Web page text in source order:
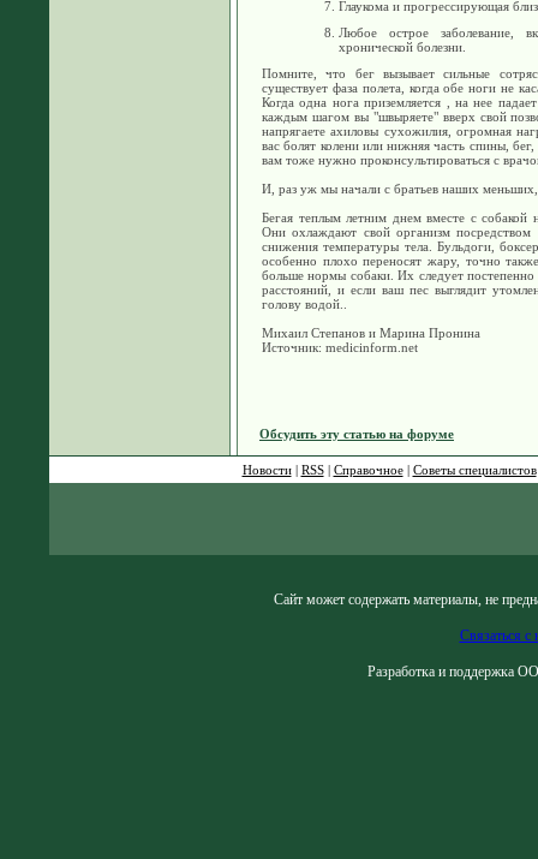
Глаукома и прогрессирующая
Любое острое заболевание,
хронической болезни.
Помните, что бег вызывает сильные
существует фаза полета, когда обе ноги не
Когда одна нога приземляется , на нее
каждым шагом вы "швыряете" вверх свой
напрягаете ахиловы сухожилия, огромная
вас болят колени или нижняя часть спины,
вам тоже нужно проконсультироваться с
И, раз уж мы начали с братьев наших
Бегая теплым летним днем вместе с
Они охлаждают свой организм
снижения температуры тела. Бульдоги,
особенно плохо переносят жару, точно
больше нормы собаки. Их следует
расстояний, и если ваш пес выглядит
голову водой..
Михаил Степанов и Марина Пронина
Источник: medicinform.net
Обсудить эту статью на форуме
Новости| RSS| Справочное| Советы специалистов
Сайт может содержать материалы, не
Связаться с
Разработка и